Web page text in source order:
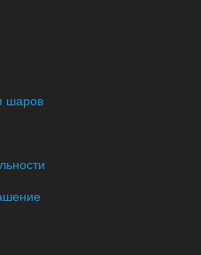
шаров